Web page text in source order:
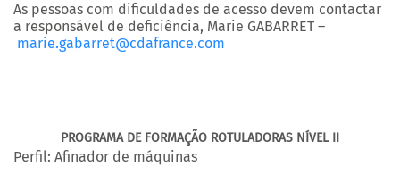
As pessoas com dificuldades de acesso devem contactar
a responsável de deficiência, Marie GABARRET –
marie.gabarret@cdafrance.com
PROGRAMA DE FORMAÇÃO ROTULADORAS NÍVEL II
Perfil: Afinador de máquinas